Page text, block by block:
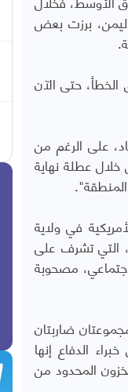
برزت بعض
حتى الآن
على الرغم من
خلال عطلة نهاية
في ولاية
التي تشرف على
مصحوبة
ضاربتان
الدفاع إنها
المحدود من